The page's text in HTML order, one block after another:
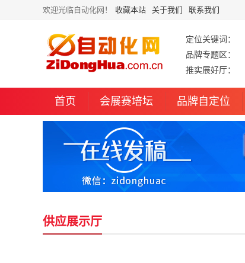
欢迎光临自动化网！ 收藏本站 关于我们 联系我们
定位关键词：
品牌专题区：
推实展好厅：
首页 会展赛培坛 品牌自定位
供应展示厅